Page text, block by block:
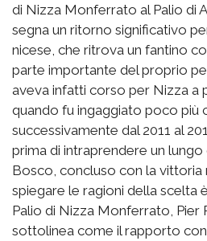
di Nizza Monferrato al Palio di
segna un ritorno significativo
nicese, che ritrova un fantino
parte importante del proprio
aveva infatti corso per Nizza a
quando fu ingaggiato poco più
successivamente dal 2011 al
prima di intraprendere un
Bosco, concluso con la vittoria
spiegare le ragioni della scelta
Palio di Nizza Monferrato, Pier
sottolinea come il rapporto con